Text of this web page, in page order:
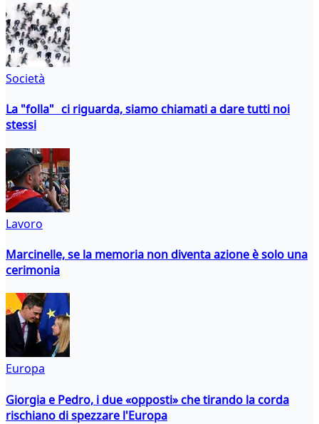
Società
La "folla" ci riguarda, siamo chiamati a dare tutti noi
stessi
Lavoro
Marcinelle, se la memoria non diventa azione è solo una
cerimonia
Europa
Giorgia e Pedro, i due «opposti» che tirando la corda
rischiano di spezzare l'Europa